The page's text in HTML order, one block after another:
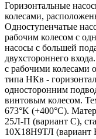
Горизонтальные
колесами,
Одноступенчатые
рабочим колесом с
насосы с большей
двухстороннего
с рабочими колесами
типа НКв -
односторонним
винтовым колесом.
673°K (+400°С).
25Л-П (вариант С),
10Х18Н9ТЛ (вариант